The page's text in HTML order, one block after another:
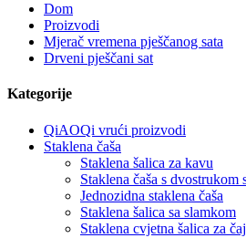
Dom
Proizvodi
Mjerač vremena pješčanog sata
Drveni pješčani sat
Kategorije
QiAOQi vrući proizvodi
Staklena čaša
Staklena šalica za kavu
Staklena čaša s dvostrukom
Jednozidna staklena čaša
Staklena šalica sa slamkom
Staklena cvjetna šalica za čaj